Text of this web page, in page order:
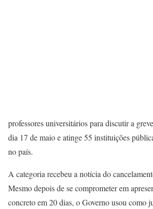
professores universitários para discutir a
dia 17 de maio e atinge 55 instituições
no país.
A categoria recebeu a notícia do
Mesmo depois de se comprometer em
concreto em 20 dias, o Governo usou como